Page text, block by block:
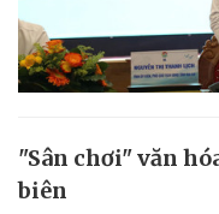
"Sân chơi" văn
biên